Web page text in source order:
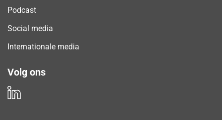
Podcast
Social media
Internationale media
Volg ons